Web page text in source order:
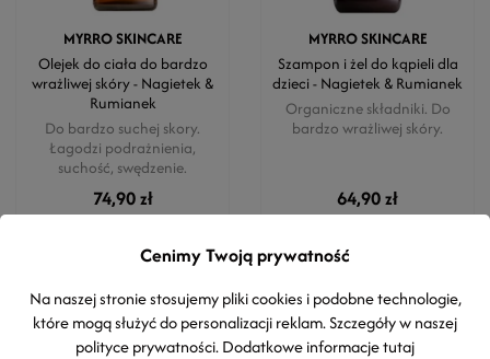
MYRRO SKINCARE
Olejek do ciała do bardzo
wrażliwej skóry - Nagietek &
Rumianek
Do bardzo suchej skory.
Łagodzi podrażnienia,
suchość, swędzenie.
74,90 zł
MYRRO SKINCARE
Szampon i żel do kąpieli dla
dzieci - Nagietek & Rumianek
Organiczne składniki. Do
bardzo wrażliwej skóry.
64,90 zł
-15%
Cenimy Twoją prywatność
Na naszej stronie stosujemy pliki cookies i podobne technologie,
które mogą służyć do personalizacji reklam. Szczegóły w naszej
polityce prywatności. Dodatkowe informacjetutaj